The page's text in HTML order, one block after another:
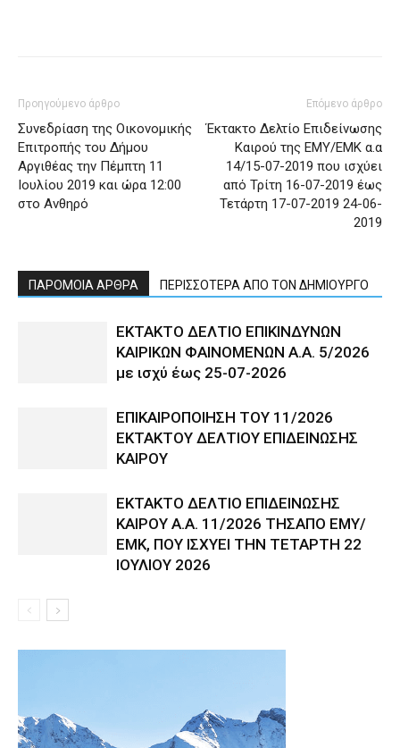
Προηγούμενο άρθρο
Συνεδρίαση της Οικονομικής
Επιτροπής του Δήμου
Αργιθέας την Πέμπτη 11
Ιουλίου 2019 και ώρα 12:00
στο Ανθηρό
Επόμενο άρθρο
Έκτακτο Δελτίο Επιδείνωσης
Καιρού της ΕΜΥ/ΕΜΚ α.α
14/15-07-2019 που ισχύει
από Τρίτη 16-07-2019 έως
Τετάρτη 17-07-2019 24-06-
2019
ΠΑΡΟΜΟΙΑ ΑΡΘΡΑ ΠΕΡΙΣΣΟΤΕΡΑ ΑΠΟ ΤΟΝ ΔΗΜΙΟΥΡΓΟ
ΕΚΤΑΚΤΟ ΔΕΛΤΙΟ ΕΠΙΚΙΝΔΥΝΩΝ
ΚΑΙΡΙΚΩΝ ΦΑΙΝΟΜΕΝΩΝ Α.Α. 5/2026
με ισχύ έως 25-07-2026
ΕΠΙΚΑΙΡΟΠΟΙΗΣΗ ΤΟΥ 11/2026
ΕΚΤΑΚΤΟΥ ΔΕΛΤΙΟΥ ΕΠΙΔΕΙΝΩΣΗΣ
ΚΑΙΡΟΥ
ΕΚΤΑΚΤΟ ΔΕΛΤΙΟ ΕΠΙΔΕΙΝΩΣΗΣ
ΚΑΙΡΟΥ Α.Α. 11/2026 ΤΗΣΑΠΟ ΕΜΥ/
ΕΜΚ, ΠΟΥ ΙΣΧΥΕΙ ΤΗΝ ΤΕΤΑΡΤΗ 22
ΙΟΥΛΙΟΥ 2026